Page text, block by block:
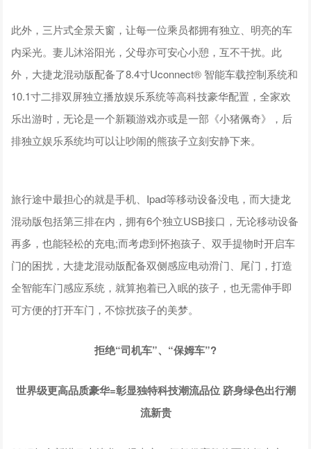
此外，三片式全景天窗，让每一位乘员都拥有独立、明亮的车
内采光。妻儿沐浴阳光，父母亦可安心小憩，互不干扰。此
外，大捷龙混动版配备了8.4寸Uconnect® 智能车载控制系统和
10.1寸二排双屏独立播放娱乐系统等高科技豪华配置，全家欢
乐出游时，无论是一个新颖游戏亦或是一部《小猪佩奇》，后
排独立娱乐系统均可以让吵闹的熊孩子立刻安静下来。
旅行途中最担心的就是手机、Ipad等移动设备没电，而大捷龙
混动版包括第三排在内，拥有6个独立USB接口，无论移动设备
再多，也能轻松的充电;而考虑到怀抱孩子、双手提物时开启车
门的困扰，大捷龙混动版配备双侧感应电动滑门、尾门，打造
全智能车门感应系统，就算抱着已入眠的孩子，也无需伸手即
可方便的打开车门，不惊扰孩子的美梦。
拒绝“司机车”、“保姆车”?
世界级更高品质豪华=彰显独特科技潮流品位 跻身绿色出行潮
流新贵